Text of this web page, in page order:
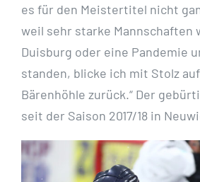
es für den Meistertitel nicht
weil sehr starke Mannschaften
Duisburg oder eine Pandemie
standen, blicke ich mit Stolz
Bärenhöhle zurück.“ Der
seit der Saison 2017/18 in